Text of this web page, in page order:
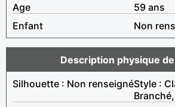
Age
59 ans
Enfant
Non
Description physique
Silhouette : Non renseignéStyle :